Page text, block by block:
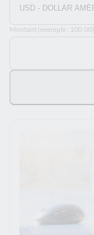
Montant (exemple : 100,00)